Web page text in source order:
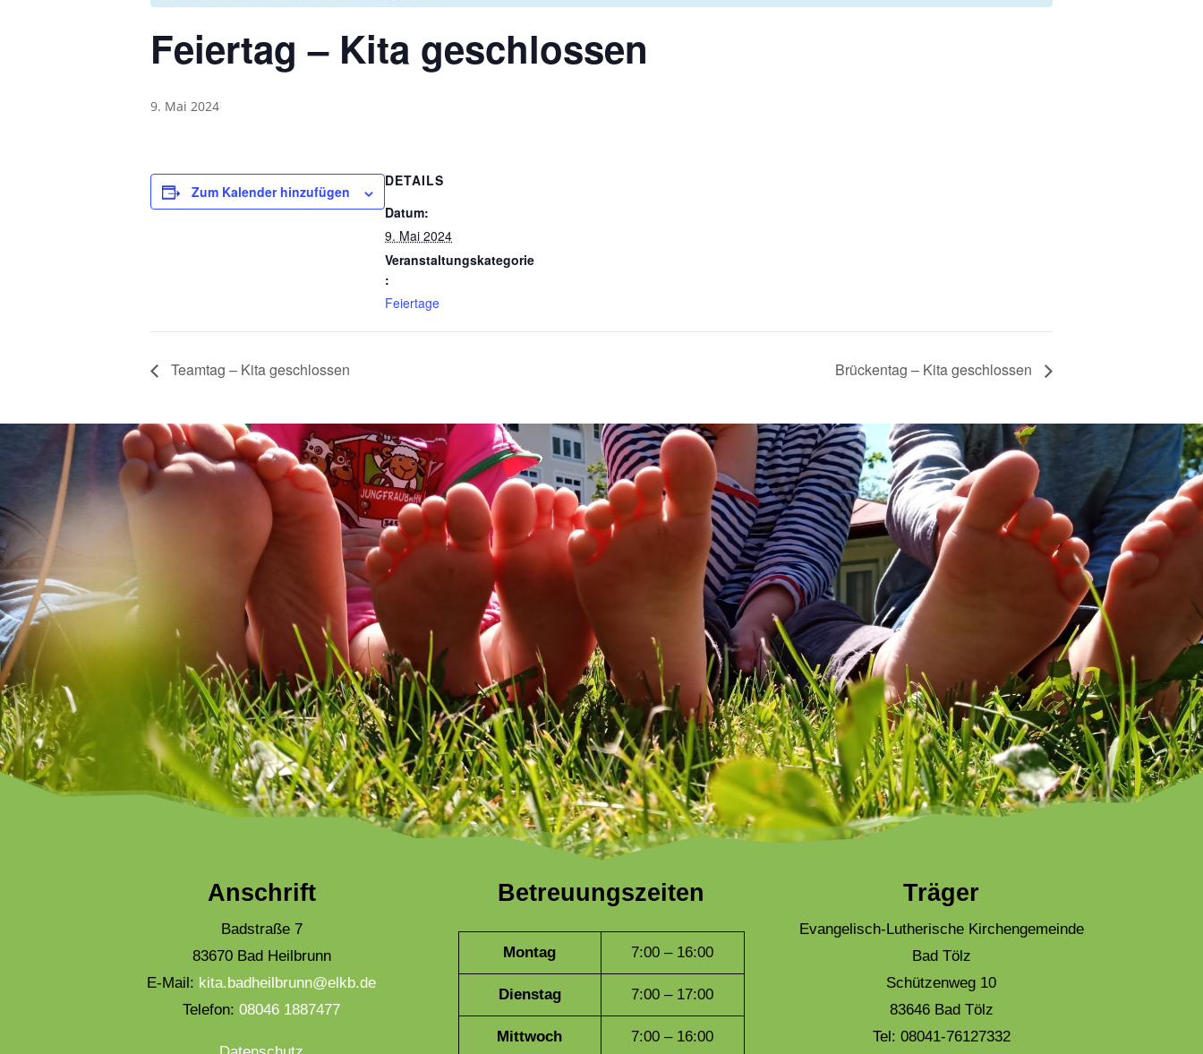
Feiertag – Kita geschlossen
9. Mai 2024
Zum Kalender hinzufügen
DETAILS
Datum:
9. Mai 2024
Veranstaltungskategorie
:
Feiertage
Teamtag – Kita geschlossen Brückentag – Kita geschlossen
Anschrift
Badstraße 7
83670 Bad Heilbrunn
E-Mail: kita.badheilbrunn@elkb.de
Telefon:08046 1887477
Betreuungszeiten
Montag 7:00 – 16:00
Dienstag 7:00 – 17:00
Mittwoch 7:00 – 16:00
Träger
Evangelisch-Lutherische Kirchengemeinde
Bad Tölz
Schützenweg 10
83646 Bad Tölz
Tel: 08041-76127332